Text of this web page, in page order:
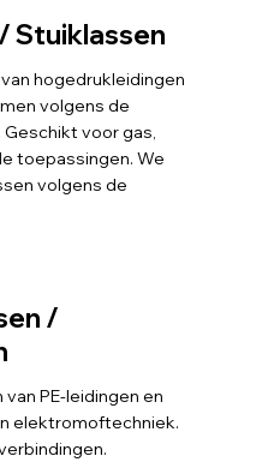
Stuiklassen
hogedrukleidingen
volgens de
voor gas,
toepassingen. We
volgens de
/
PE-leidingen en
elektromoftechniek.